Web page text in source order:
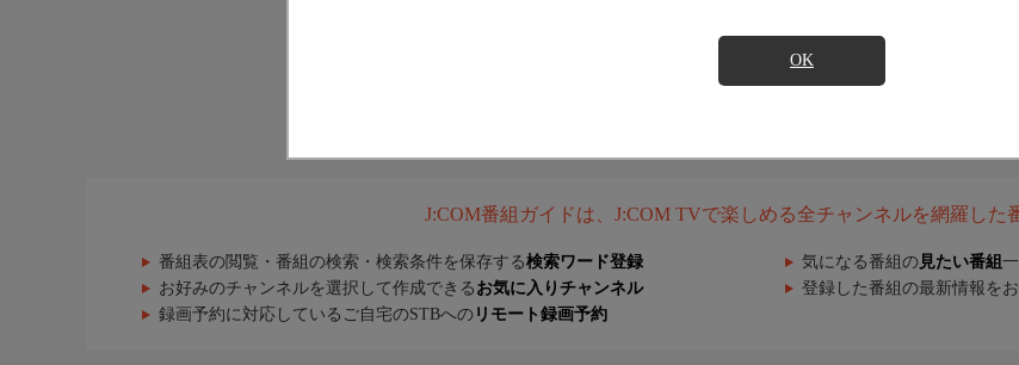
OK
J:COM番組ガイドは、J:COM TVで楽しめる全チャンネルを網羅した
番組表の閲覧・番組の検索・検索条件を保存する検索ワード登録 気になる番組の 見たい番組
お好みのチャンネルを選択して作成できる お気に入りチャンネル 登録した番組の最新情報を
録画予約に対応しているご自宅のSTBへの リモート録画予約